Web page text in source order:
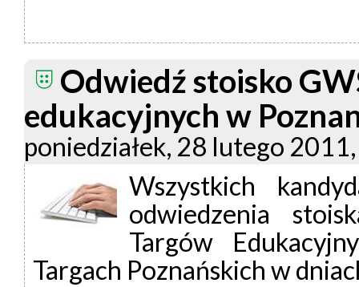
Odwiedź stoisko
edukacyjnych w
poniedziałek, 28 lutego
Wszystkich
odwiedzenia
Targów
Targach Poznańskich w